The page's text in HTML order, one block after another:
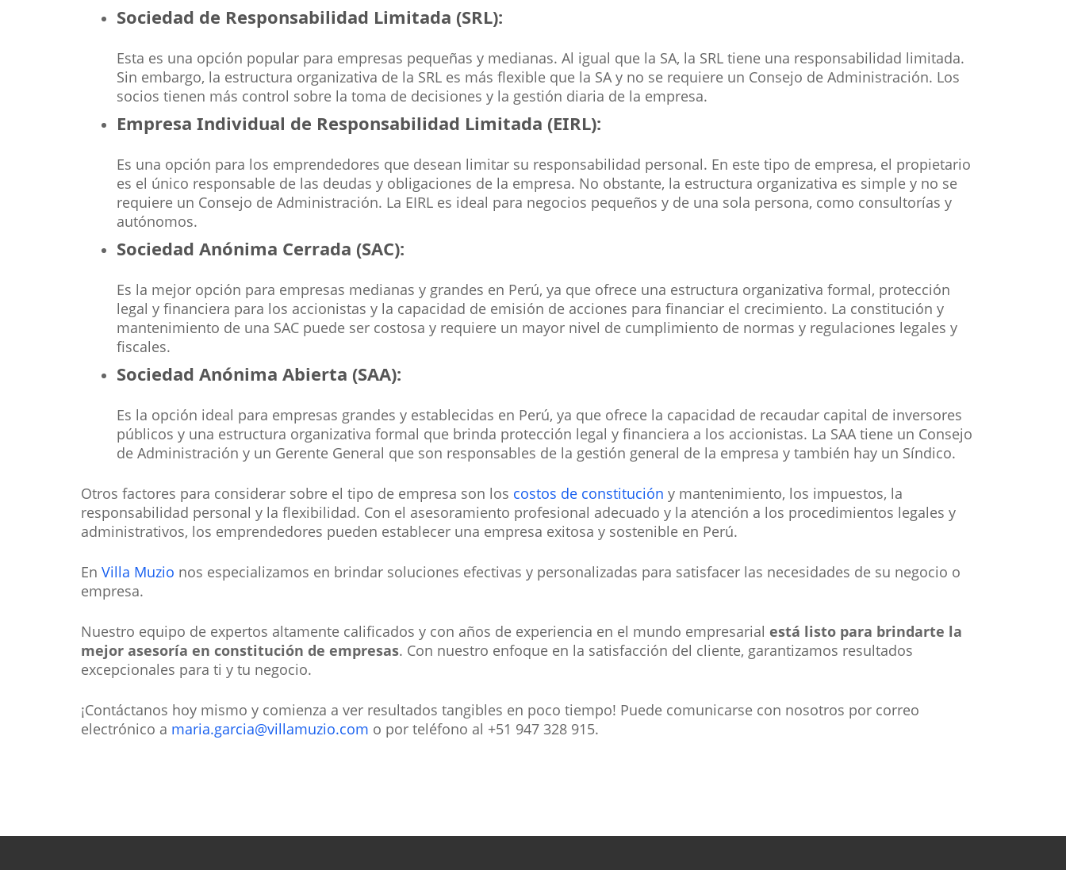
Sociedad de Responsabilidad Limitada (SRL):
Esta es una opción popular para empresas pequeñas y medianas. Al igual que la SA, la SRL tiene una responsabilidad limitada.
Sin embargo, la estructura organizativa de la SRL es más flexible que la SA y no se requiere un Consejo de Administración. Los
socios tienen más control sobre la toma de decisiones y la gestión diaria de la empresa.
Empresa Individual de Responsabilidad Limitada (EIRL):
Es una opción para los emprendedores que desean limitar su responsabilidad personal. En este tipo de empresa, el propietario
es el único responsable de las deudas y obligaciones de la empresa. No obstante, la estructura organizativa es simple y no se
requiere un Consejo de Administración. La EIRL es ideal para negocios pequeños y de una sola persona, como consultorías y
autónomos.
Sociedad Anónima Cerrada (SAC):
Es la mejor opción para empresas medianas y grandes en Perú, ya que ofrece una estructura organizativa formal, protección
legal y financiera para los accionistas y la capacidad de emisión de acciones para financiar el crecimiento. La constitución y
mantenimiento de una SAC puede ser costosa y requiere un mayor nivel de cumplimiento de normas y regulaciones legales y
fiscales.
Sociedad Anónima Abierta (SAA):
Es la opción ideal para empresas grandes y establecidas en Perú, ya que ofrece la capacidad de recaudar capital de inversores
públicos y una estructura organizativa formal que brinda protección legal y financiera a los accionistas. La SAA tiene un Consejo
de Administración y un Gerente General que son responsables de la gestión general de la empresa y también hay un Síndico.
Otros factores para considerar sobre el tipo de empresa son los costos de constitución y mantenimiento, los impuestos, la
responsabilidad personal y la flexibilidad. Con el asesoramiento profesional adecuado y la atención a los procedimientos legales y
administrativos, los emprendedores pueden establecer una empresa exitosa y sostenible en Perú.
En Villa Muzio nos especializamos en brindar soluciones efectivas y personalizadas para satisfacer las necesidades de su negocio o
empresa.
Nuestro equipo de expertos altamente calificados y con años de experiencia en el mundo empresarial está listo para brindarte la
mejor asesoría en constitución de empresas. Con nuestro enfoque en la satisfacción del cliente, garantizamos resultados
excepcionales para ti y tu negocio.
¡Contáctanos hoy mismo y comienza a ver resultados tangibles en poco tiempo! Puede comunicarse con nosotros por correo
electrónico a maria.garcia@villamuzio.com o por teléfono al +51 947 328 915.